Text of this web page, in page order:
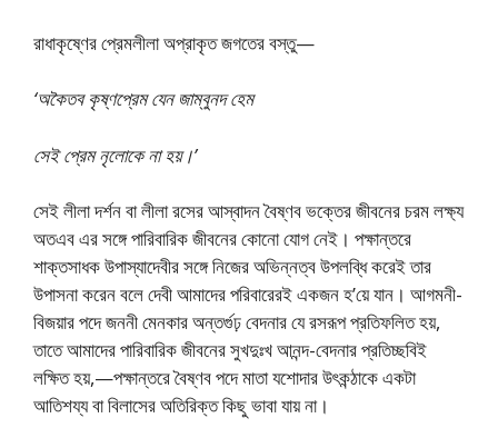
রাধাকৃষ্ণের প্রেমলীলা অপ্রাকৃত জগতের বস্তু—
‘অকৈতব কৃষ্ণপ্রেম যেন জাম্বুনদ হেম
সেই প্রেম নৃলোকে না হয়।’
সেই লীলা দর্শন বা লীলা রসের আস্বাদন বৈষ্ণব ভক্তের জীবনের চরম লক্ষ্য
অতএব এর সঙ্গে পারিবারিক জীবনের কোনো যোগ নেই। পক্ষান্তরে
শাক্তসাধক উপাস্যাদেবীর সঙ্গে নিজের অভিন্নত্ব উপলব্ধি করেই তার
উপাসনা করেন বলে দেবী আমাদের পরিবারেরই একজন হ’য়ে যান। আগমনী-
বিজয়ার পদে জননী মেনকার অন্তর্গুঢ় বেদনার যে রসরূপ প্রতিফলিত হয়,
তাতে আমাদের পারিবারিক জীবনের সুখদুঃখ আনন্দ-বেদনার প্রতিচ্ছবিই
লক্ষিত হয়,—পক্ষান্তরে বৈষ্ণব পদে মাতা যশোদার উৎকন্ঠাকে একটা
আতিশয্য বা বিলাসের অতিরিক্ত কিছু ভাবা যায় না।